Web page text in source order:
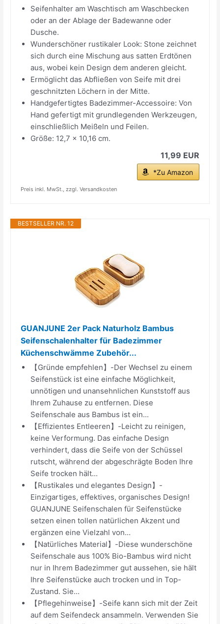
Seifenhalter am Waschtisch am Waschbecken
oder an der Ablage der Badewanne oder
Dusche.
Wunderschöner rustikaler Look: Stone zeichnet
sich durch eine Mischung aus satten Erdtönen
aus, wobei kein Design dem anderen gleicht.
Ermöglicht das Abfließen von Seife mit drei
geschnitzten Löchern in der Mitte.
Handgefertigtes Badezimmer-Accessoire: Von
Hand gefertigt mit grundlegenden Werkzeugen,
einschließlich Meißeln und Feilen.
Größe: 12,7 x 10,16 cm.
11,99 EUR
*Zu Amazon
Preis inkl. MwSt., zzgl. Versandkosten
BESTSELLER NR. 12
GUANJUNE 2er Pack Naturholz Bambus
Seifenschalenhalter für Badezimmer
Küchenschwämme Zubehör...
【Gründe empfehlen】-Der Wechsel zu einem
Seifenstück ist eine einfache Möglichkeit,
unnötigen und unansehnlichen Kunststoff aus
Ihrem Zuhause zu entfernen. Diese
Seifenschale aus Bambus ist ein...
【Effizientes Entleeren】-Leicht zu reinigen,
keine Verformung. Das einfache Design
verhindert, dass die Seife von der Schüssel
rutscht, während der abgeschrägte Boden Ihre
Seife trocken hält...
【Rustikales und elegantes Design】-
Einzigartiges, effektives, organisches Design!
GUANJUNE Seifenschalen für Seifenstücke
setzen einen tollen natürlichen Akzent und
ergänzen eine Vielzahl von...
【Natürliches Material】-Diese wunderschöne
Seifenschale aus 100% Bio-Bambus wird nicht
nur in Ihrem Badezimmer gut aussehen, sie hält
Ihre Seifenstücke auch trocken und in Top-
Zustand. Sie...
【Pflegehinweise】-Seife kann sich mit der Zeit
auf dem Seifendeck ansammeln. Verwenden Sie